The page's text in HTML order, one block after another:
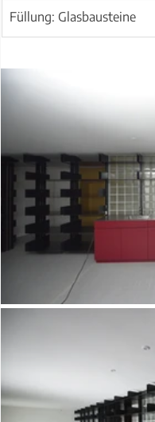
Füllung: Glasbausteine